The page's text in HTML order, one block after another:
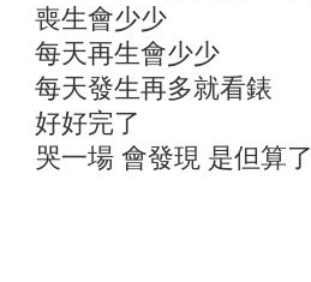
喪生會少少
每天再生會少少
每天發生再多就看錶
好好完了
哭一場 會發現 是但算了